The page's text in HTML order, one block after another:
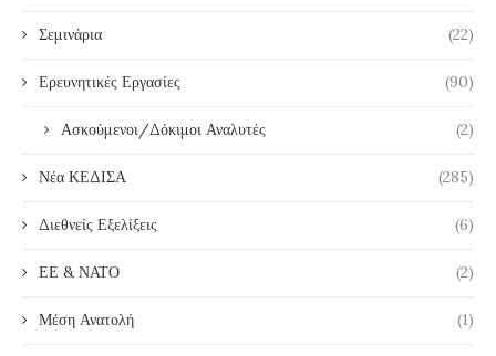
Σεμινάρια (22)
Ερευνητικές Εργασίες (90)
Ασκούμενοι/Δόκιμοι Αναλυτές (2)
Νέα ΚΕΔΙΣΑ (285)
Διεθνείς Εξελίξεις (6)
ΕΕ & ΝΑΤΟ (2)
Μέση Ανατολή (1)